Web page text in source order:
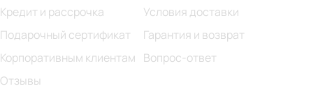
Кредит и рассрочка
Подарочный сертификат
Корпоративным клиентам
Отзывы
Условия доставки
Гарантия и возврат
Вопрос-ответ